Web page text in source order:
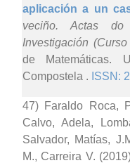
aplicación a un
veciño. Actas
Investigación
de Matemáticas.
Compostela . ISSN:
47) Faraldo Roca,
Calvo, Adela,
Salvador, Matías,
M., Carreira V.